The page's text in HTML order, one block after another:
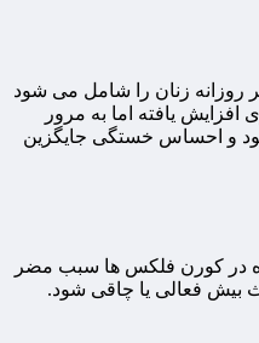
روزانه زنان را شامل می شود
افزایش یافته اما به مرور
و احساس خستگی جایگزین
در کورن فلکس ها سبب مضر
بیش فعالی یا چاقی شود.